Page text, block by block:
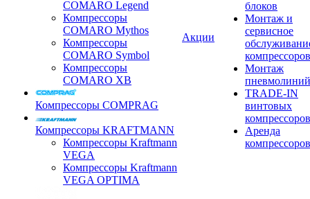
COMARO Legend
Компрессоры
COMARO Mythos
Компрессоры
COMARO Symbol
Компрессоры
COMARO XB
Компрессоры COMPRAG
Компрессоры KRAFTMANN
Компрессоры Kraftmann
VEGA
Компрессоры Kraftmann
VEGA OPTIMA
Акции
блоков
Монтаж и
сервисное
компрессоров
Монтаж
пневмолиний
TRADE-IN
винтовых
компрессоров
Аренда
компрессоров